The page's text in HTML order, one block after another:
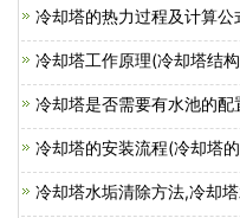
冷却塔的热力过程及计算
冷却塔工作原理(冷却塔结
冷却塔是否需要有水池的
冷却塔的安装流程(冷却塔
冷却塔水垢清除方法,冷却